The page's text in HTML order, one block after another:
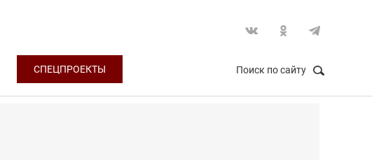
СПЕЦПРОЕКТЫ Поиск по сайту